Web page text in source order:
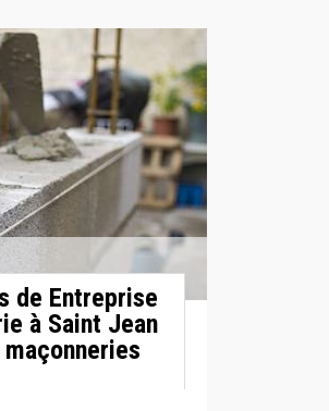
de Entreprise
à Saint Jean